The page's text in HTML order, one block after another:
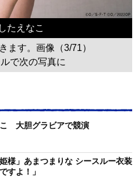
たえなこ
ます。画像（3/71）
で次の写真に
こ 大胆グラビアで競演
様」あまつまりな シースルー衣装
すよ！」